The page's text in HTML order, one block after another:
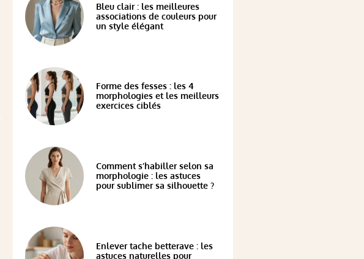
Bleu clair : les meilleures
associations de couleurs pour
un style élégant
Forme des fesses : les 4
morphologies et les meilleurs
exercices ciblés
Comment s’habiller selon sa
morphologie : les astuces
pour sublimer sa silhouette ?
Enlever tache betterave : les
astuces naturelles pour